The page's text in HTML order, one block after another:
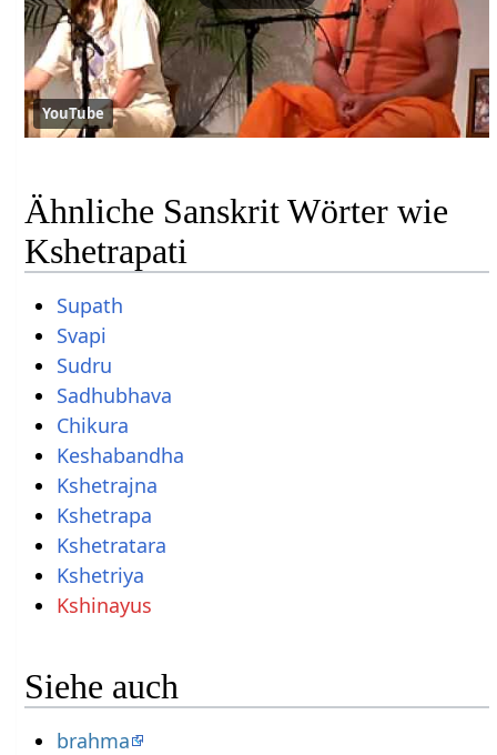
YouTube
Ähnliche Sanskrit Wörter wie
Kshetrapati
Supath
Svapi
Sudru
Sadhubhava
Chikura
Keshabandha
Kshetrajna
Kshetrapa
Kshetratara
Kshetriya
Kshinayus
Siehe auch
brahma